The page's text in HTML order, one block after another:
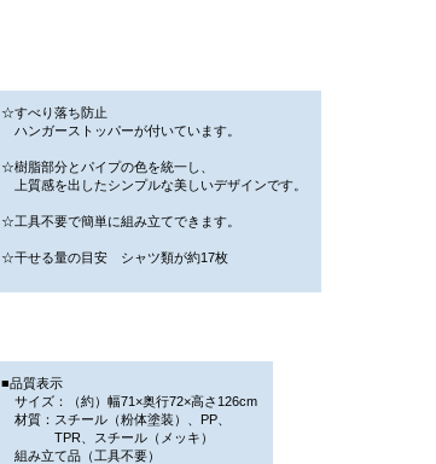
☆すべり落ち防止
ハンガーストッパーが付いています。
☆樹脂部分とパイプの色を統一し、
上質感を出したシンプルな美しいデザインです。
☆工具不要で簡単に組み立てできます。
☆干せる量の目安 シャツ類が約17枚
■品質表示
サイズ：（約）幅71×奥行72×高さ126cm
材質：スチール（粉体塗装）、PP、
TPR、スチール（メッキ）
組み立て品（工具不要）